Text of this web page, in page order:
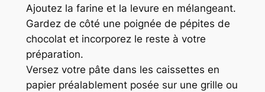
Ajoutez la farine et la levure en mélangeant.
Gardez de côté une poignée de pépites de
chocolat et incorporez le reste à votre
préparation.
Versez votre pâte dans les caissettes en
papier préalablement posée sur une grille ou